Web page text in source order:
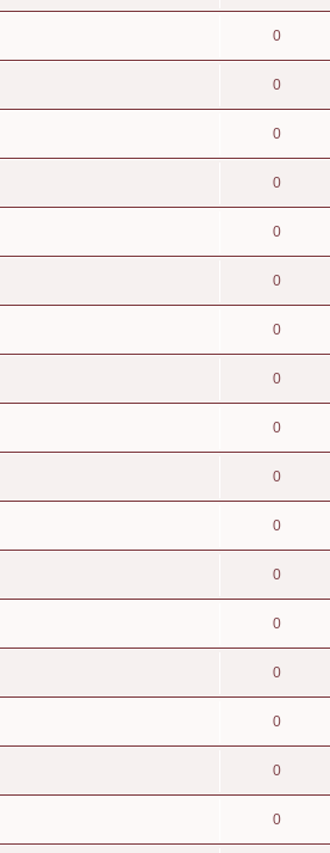
0
0
0
0
0
0
0
0
0
0
0
0
0
0
0
0
0